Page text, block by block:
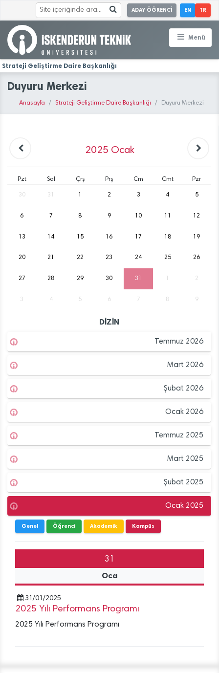
ADAY ÖĞRENCİ EN TR
Menü
Strateji Geliştirme Daire Başkanlığı
Duyuru Merkezi
Anasayfa Strateji Geliştirme Daire Başkanlığı Duyuru Merkezi
2025 Ocak
Pzt Sal Çrş Prş Cm Cmt Pzr
30 31 2 3 4 5
6 7 8 9 10 12
13 14 15 16 17 18 19
20 21 22 23 24 25 26
27 28 29 30 31 2
3 4 5 6 7 8 9
DİZİN
Temmuz 2026
Mart 2026
Şubat 2026
Ocak 2026
Temmuz 2025
Mart 2025
Şubat 2025
Ocak 2025
Genel Öğrenci Akademik Kampüs
31
Oca
31/01/2025
2025 Yılı Performans Programı
2025 Yılı Performans Programı